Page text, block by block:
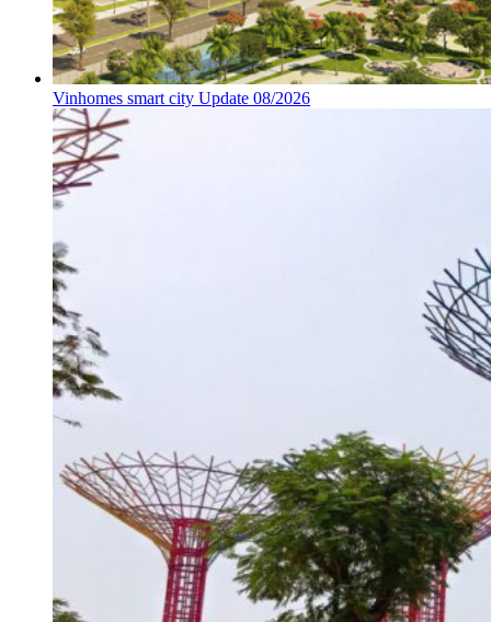
Vinhomes smart city Update 08/2026